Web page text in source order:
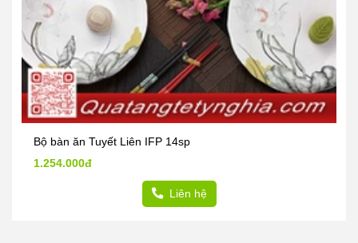
Bộ bàn ăn Tuyết Liên IFP 14sp
1.254.000đ
Liên hệ